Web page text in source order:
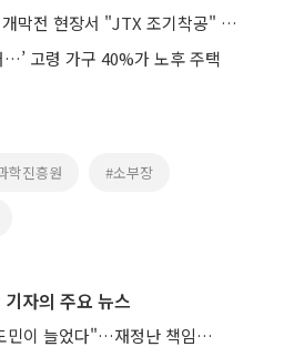
이상일 시장, 1만명 운집 개막전 현장서 "JTX 조기착공" 범시민 서명운동 시동
…’ 고령 가구 40%가 노후 주택
학진흥원 #소부장
자의 주요 뉴스
추미애 "복지가 아니라 도민이 늘었다"…재정난 책임론 정면돌파